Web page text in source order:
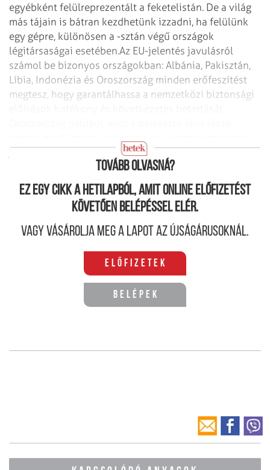
egyébként felülreprezentált a feketelistán. De a világ
más tájain is bátran kezdhetünk izzadni, ha felülünk
egy gépre, különösen a -sztán végű országok
légitársaságai esetében.Az EU-jelentés javulásról
számol be bizonyos országokban: Albánia, Pakisztán,
Líbia, Indonézia és Oroszország minden erőfeszítést
megtesz, hogy garantálhassa a nemzetközi biztonsági
jobb minőségű kiképzést adni pilótáinak.
Tovább olvasná?
Ez egy cikk a hetilapból, amit online előfizetést
követően belépéssel elér.
Vagy vásárolja meg a lapot az újságárusoknál.
Előfizetek
Belépek